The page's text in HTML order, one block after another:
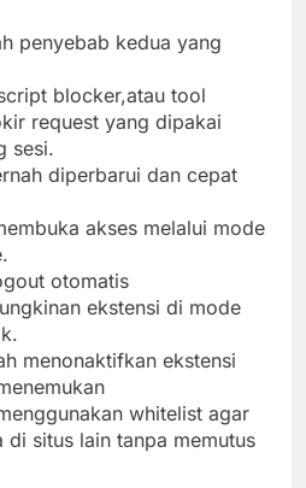
penyebab kedua yang
blocker,atau tool
request yang dipakai
sesi.
diperbarui dan cepat
akses melalui mode
otomatis
ekstensi di mode
menonaktifkan ekstensi
whitelist agar
situs lain tanpa memutus